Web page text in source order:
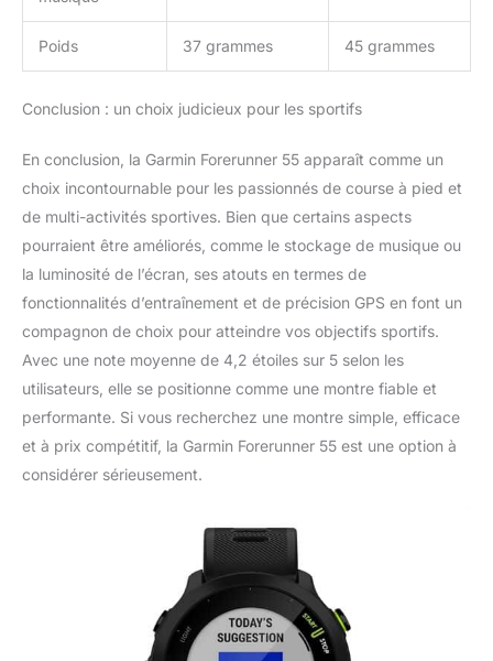
Poids 37 grammes 45 grammes
Conclusion : un choix judicieux pour les sportifs
En conclusion, la Garmin Forerunner 55 apparaît comme un
choix incontournable pour les passionnés de course à pied et
de multi-activités sportives. Bien que certains aspects
pourraient être améliorés, comme le stockage de musique ou
la luminosité de l’écran, ses atouts en termes de
fonctionnalités d’entraînement et de précision GPS en font un
compagnon de choix pour atteindre vos objectifs sportifs.
Avec une note moyenne de 4,2 étoiles sur 5 selon les
utilisateurs, elle se positionne comme une montre fiable et
performante. Si vous recherchez une montre simple, efficace
et à prix compétitif, la Garmin Forerunner 55 est une option à
considérer sérieusement.